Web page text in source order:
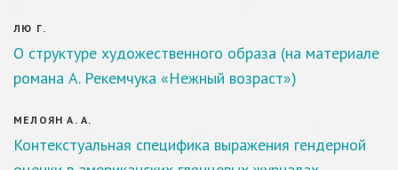
ЛЮ Г.
О структуре художественного образа (на материале
романа А. Рекемчука «Нежный возраст»)
МЕЛОЯН А. А.
Контекстуальная специфика выражения гендерной